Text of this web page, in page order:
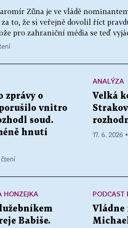
Zůna je ve vládě
to, že si veřejně dovolil říct
pro zahraniční média se teď
zprávy o
vnitro
soud.
hnutí
ANALÝZA
Velká
17. 6. 2026
HONZEJKA
Babiše.
PODCAST
Vládne